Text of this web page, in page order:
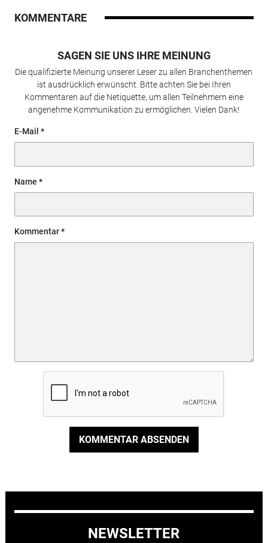
KOMMENTARE
SAGEN SIE UNS IHRE MEINUNG
Die qualifizierte Meinung unserer Leser zu allen Branchenthemen
ist ausdrücklich erwünscht. Bitte achten Sie bei Ihren
Kommentaren auf die Netiquette, um allen Teilnehmern eine
angenehme Kommunikation zu ermöglichen. Vielen Dank!
E-Mail
Name
Kommentar
KOMMENTAR ABSENDEN
NEWSLETTER